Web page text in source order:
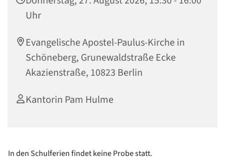
Uhr
Evangelische Apostel-Paulus-Kirche in
Schöneberg, Grunewaldstraße Ecke
Akazienstraße, 10823 Berlin
Kantorin Pam Hulme
In den Schulferien findet keine Probe statt.